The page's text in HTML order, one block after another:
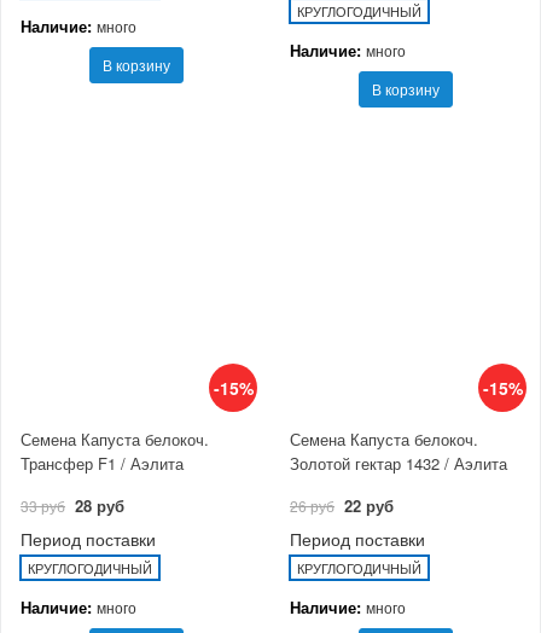
Наличие: много
В корзину
КРУГЛОГОДИЧНЫЙ
Наличие: много
В корзину
-15%
Семена Капуста белокоч.
Трансфер F1 / Аэлита
33 руб 28 руб
Период поставки
КРУГЛОГОДИЧНЫЙ
Наличие: много
-15%
Семена Капуста белокоч.
Золотой гектар 1432 / Аэлита
26 руб 22 руб
Период поставки
КРУГЛОГОДИЧНЫЙ
Наличие: много